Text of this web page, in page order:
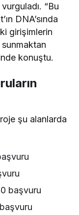
“Bu
DNA’sında
girişimlerin
konuştu.
şu alanlarda
başvuru